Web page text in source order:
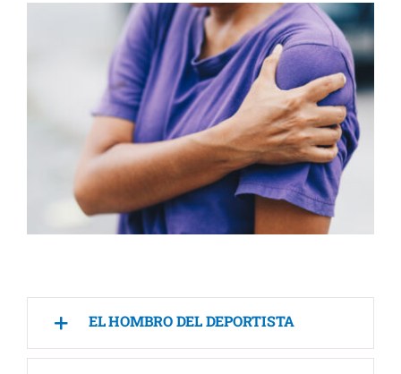
EL HOMBRO DEL DEPORTISTA